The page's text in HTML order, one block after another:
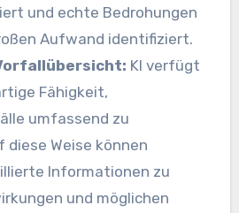
und echte Bedrohungen
Aufwand identifiziert.
KI verfügt
Fähigkeit,
umfassend zu
diese Weise können
Informationen zu
und möglichen